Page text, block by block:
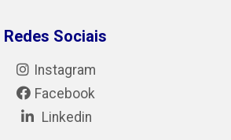
Redes Sociais
Instagram
Facebook
Linkedin